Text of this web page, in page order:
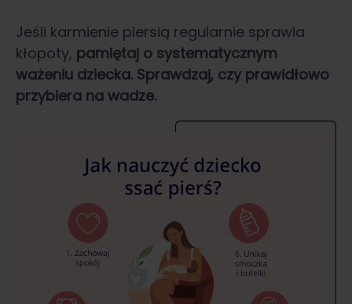
Jeśli karmienie piersią regularnie sprawia
kłopoty, pamiętaj o systematycznym
ważeniu dziecka. Sprawdzaj, czy prawidłowo
przybiera na wadze.